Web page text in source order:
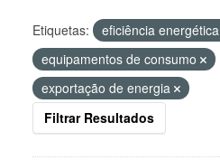
Etiquetas:
eficiência energética
equipamentos de consumo
exportação de energia
Filtrar Resultados